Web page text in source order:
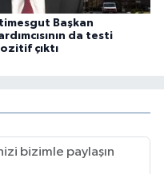
Başkan
da testi
çıktı